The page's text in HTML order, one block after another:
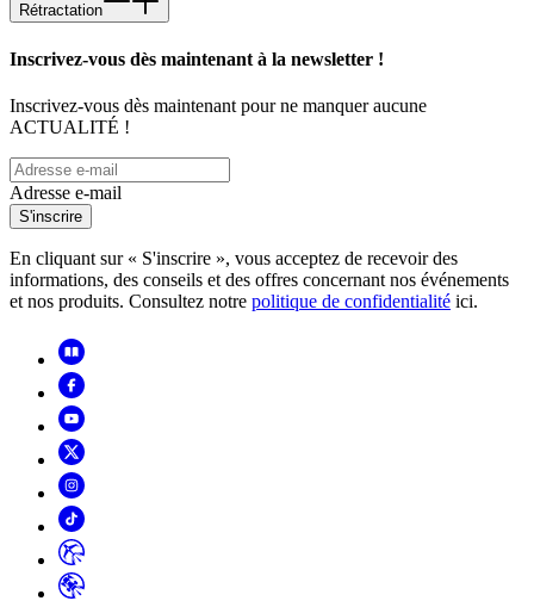
Rétractation
Inscrivez-vous dès maintenant à la newsletter !
Inscrivez-vous dès maintenant pour ne manquer aucune
ACTUALITÉ !
Adresse e-mail
S'inscrire
En cliquant sur « S'inscrire », vous acceptez de recevoir des
informations, des conseils et des offres concernant nos événements
et nos produits. Consultez notre politique de confidentialité ici.